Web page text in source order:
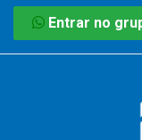
Entrar no